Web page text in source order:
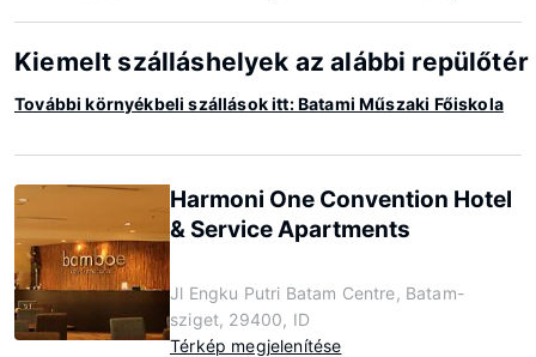
Kiemelt szálláshelyek az alábbi
További környékbeli szállások itt: Batami Műszaki Főiskola
Harmoni One Convention Hotel
& Service Apartments
Jl Engku Putri Batam Centre, Batam-
sziget, 29400, ID
Térkép megjelenítése